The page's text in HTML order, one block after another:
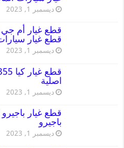
ديسمبر 1, 2023
قطع غيار
ديسمبر 1, 2023
اصلية
ديسمبر 1, 2023
باجيرو
ديسمبر 1, 2023